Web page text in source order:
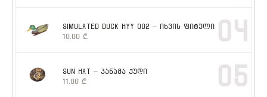
SIMULATED DUCK HYY 002 – იხვის ფიტული
10.00 ₾ 04
SUN HAT – პანამა ქუდი
11.00 ₾ 05